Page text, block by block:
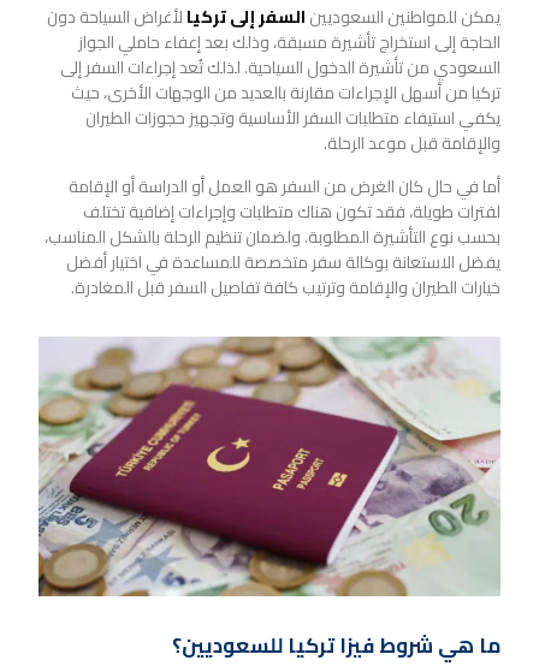
يمكن للمواطنين السعوديينالسفر إلى تركيالأغراض السياحة دون
الحاجة إلى استخراج تأشيرة مسبقة، وذلك بعد إعفاء حاملي الجواز
السعودي من تأشيرة الدخول السياحية. لذلك تُعد إجراءات السفر إلى
تركيا من أسهل الإجراءات مقارنة بالعديد من الوجهات الأخرى، حيث
يكفي استيفاء متطلبات السفر الأساسية وتجهيز حجوزات الطيران
والإقامة قبل موعد الرحلة.
أما في حال كان الغرض من السفر هو العمل أو الدراسة أو الإقامة
لفترات طويلة، فقد تكون هناك متطلبات وإجراءات إضافية تختلف
بحسب نوع التأشيرة المطلوبة. ولضمان تنظيم الرحلة بالشكل المناسب،
يفضل الاستعانة بوكالة سفر متخصصة للمساعدة في اختيار أفضل
خيارات الطيران والإقامة وترتيب كافة تفاصيل السفر قبل المغادرة.
ما هي شروط فيزا تركيا للسعوديين؟